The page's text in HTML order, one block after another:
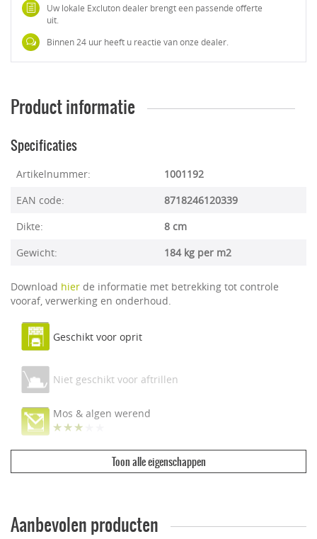
Uw lokale Excluton dealer brengt een passende offerte
uit.
Binnen 24 uur heeft u reactie van onze dealer.
Product informatie
Specificaties
Artikelnummer:
1001192
EAN code:
8718246120339
Dikte:
8 cm
Gewicht:
184 kg per m2
Download hier de informatie met betrekking tot controle
vooraf, verwerking en onderhoud.
Geschikt voor oprit
Niet geschikt voor aftrillen
Mos & algen werend
Ecologisch & duurzaam
Toon alle eigenschappen
Aanbevolen producten